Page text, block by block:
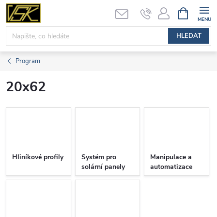
Přejít
obsah
HLEDAT
NÁKUPNÍ
KOŠÍK
Program
20x62
Hliníkové profily
Systém pro
solární panely
Manipulace a
automatizace